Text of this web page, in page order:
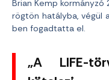
Brian Kemp
rögtön hatályba, végül
ben fogadtatta el.
„A LIFE-